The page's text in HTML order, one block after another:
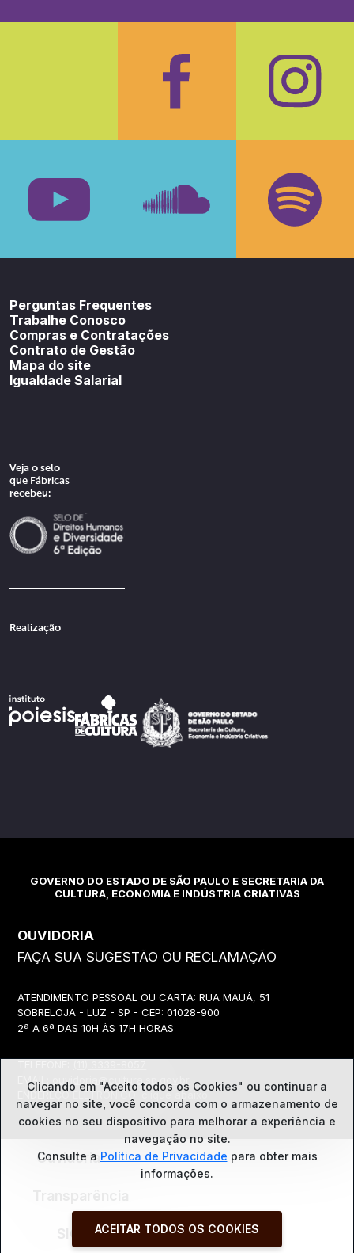
Facebook
Perguntas Frequentes
Trabalhe Conosco
Compras e Contratações
Contrato de Gestão
Mapa do site
Igualdade Salarial
Veja o selo
que Fábricas
recebeu:
Realização
GOVERNO DO ESTADO DE SÃO PAULO E SECRETARIA DA
CULTURA, ECONOMIA E INDÚSTRIA CRIATIVAS
OUVIDORIA
FAÇA SUA SUGESTÃO OU RECLAMAÇÃO
ATENDIMENTO PESSOAL OU CARTA: RUA MAUÁ, 51
SOBRELOJA - LUZ - SP - CEP: 01028-900
2ª A 6ª DAS 10H ÀS 17H HORAS
EMAIL:
ouvidoria@cultura.sp.gov.br
ENDEREÇO ELETRÔNICO: clique abaixo
Ouvidoria
Clicando em "Aceito todos os Cookies" ou continuar a
navegar no site, você concorda com o armazenamento de
cookies no seu dispositivo para melhorar a experiência e
navegação no site.
Consulte a Política de Privacidade para obter mais
informações.
ACEITAR TODOS OS COOKIES